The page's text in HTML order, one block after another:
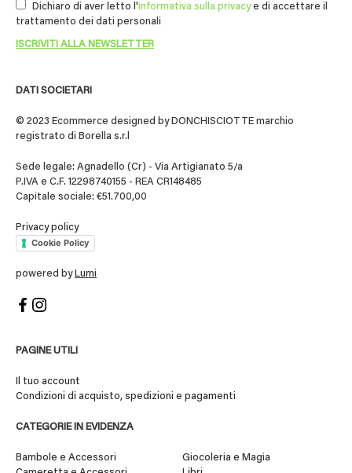
DATI SOCIETARI
© 2023 Ecommerce designed by DONCHISCIOTTE marchio
registrato di Borella s.r.l
Sede legale: Agnadello (Cr) - Via Artigianato 5/a
P.IVA e C.F. 12298740155 - REA CR148485
Capitale sociale: €51.700,00
Privacy policy
Cookie Policy
powered by Lumi
PAGINE UTILI
Il tuo account
Condizioni di acquisto, spedizioni e pagamenti
CATEGORIE IN EVIDENZA
Bambole e Accessori
Giocoleria e Magia
Dichiaro di aver letto l'informativa sulla privacye di accettare il
trattamento dei dati personali